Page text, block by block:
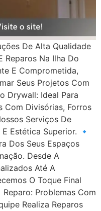
De Alta Qualidade
Reparos Na Ilha Do
E Comprometida,
Seus Projetos Com
Drywall: Ideal Para
Com Divisórias, Forros
Serviços De
Estética Superior. 🔹
Dos Seus Espaços
Desde A
Até A
O Toque Final
Problemas Com
Realiza Reparos